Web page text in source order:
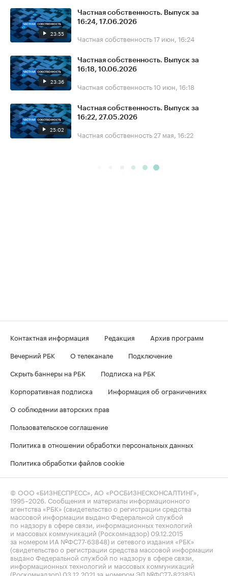
23:55
Частная собственность. Выпуск за
16:24, 17.06.2026
Частная собственность17 июн, 16:24
23:36
Частная собственность. Выпуск за
16:18, 10.06.2026
Частная собственность10 июн, 16:18
25:02
Частная собственность. Выпуск за
16:22, 27.05.2026
Частная собственность 27 мая, 16:22
Контактная информация Редакция
Архив программ
Вечерний РБК
О телеканале
Подключение
Скрыть баннеры на РБК
Подписка на РБК
Корпоративная подписка
Информация об ограничениях
О соблюдении авторских прав
Пользовательское соглашение
Политика в отношении обработки персональных данных
Политика обработки файлов cookie
© ООО «БИЗНЕСПРЕСС», АО «РОСБИЗНЕСКОНСАЛТИНГ»,
1995–2026 . Сообщения и материалы информационного
агентства «РБК» (свидетельство о регистрации средства
массовой информации выдано Федеральной службой
по надзору в сфере связи, информационных технологий
и массовых коммуникаций (Роскомнадзор) 09.12.2015
за номером ИА №ФС77-63848) и сетевого издания «РБК»
(свидетельство о регистрации средства массовой информации
выдано Федеральной службой по надзору в сфере связи,
информационных технологий и массовых коммуникаций
(Роскомнадзор) 03.12.2021 за номером ЭЛ №ФС77-82385)